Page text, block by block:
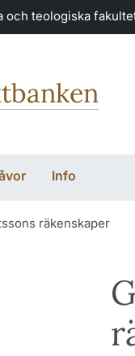
och teologiska
Info
räkenskaper